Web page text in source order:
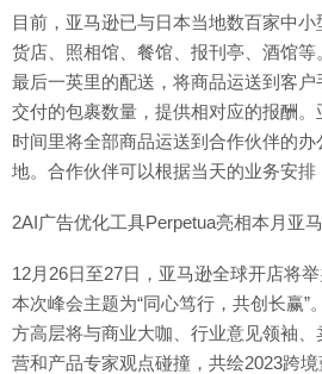
目前，亚马逊已与日本当地数百家中
货店、照相馆、餐馆、报刊亭、酒馆
最后一英里的配送，将商品运送到客
交付的包裹数量，提供相对应的报酬
时间里将全部商品运送到合作伙伴的
地。合作伙伴可以根据当天的业务安排
2AI广告优化工具Perpetua亮相本月亚
12月26日至27日，亚马逊全球开店将
本次峰会主题为“同心笃行，共创长赢”
方高层将与商业大咖、行业意见领袖
营和产品专家观点碰撞，共绘2023跨境